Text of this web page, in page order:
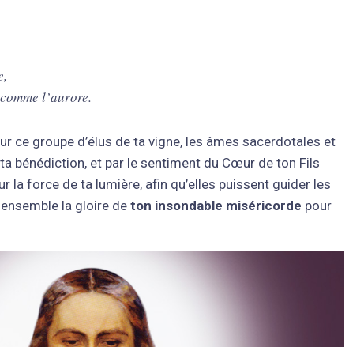
l’aurore.
ce groupe d’élus de ta vigne, les âmes sacerdotales et
bénédiction, et par le sentiment du Cœur de ton Fils
la force de ta lumière, afin qu’elles puissent guider les
la gloire de ton insondable miséricorde pour